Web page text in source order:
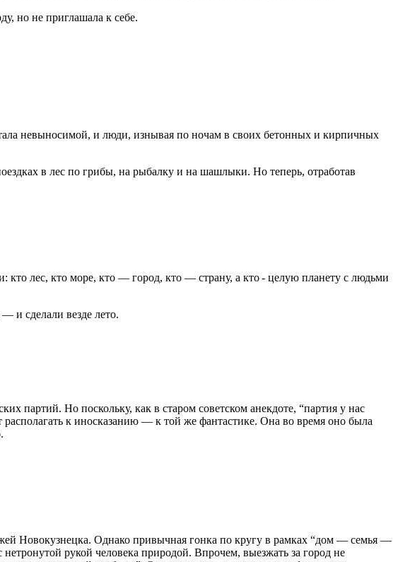
но не приглашала к себе.
невыносимой, и люди, изнывая по ночам в своих бетонных и кирпичных
в лес по грибы, на рыбалку и на шашлыки. Но теперь, отработав
лес, кто море, кто — город, кто — страну, а кто - целую планету с людьми
и сделали везде лето.
партий. Но поскольку, как в старом советском анекдоте, “партия у нас
к иносказанию — к той же фантастике. Она во время оно была
Новокузнецка. Однако привычная гонка по кругу в рамках “дом — семья —
рукой человека природой. Впрочем, выезжать за город не